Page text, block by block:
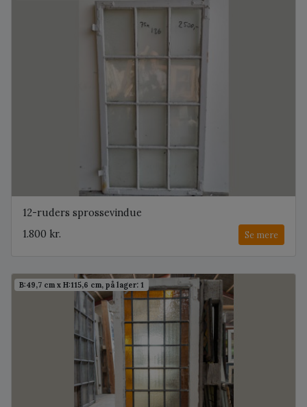
12-ruders sprossevindue
1.800 kr.
Se mere
B:49,7 cm x H:115,6 cm, på lager: 1